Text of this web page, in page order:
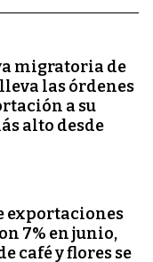
migratoria de
las órdenes
a su
alto desde
exportaciones
7% en junio,
café y flores se